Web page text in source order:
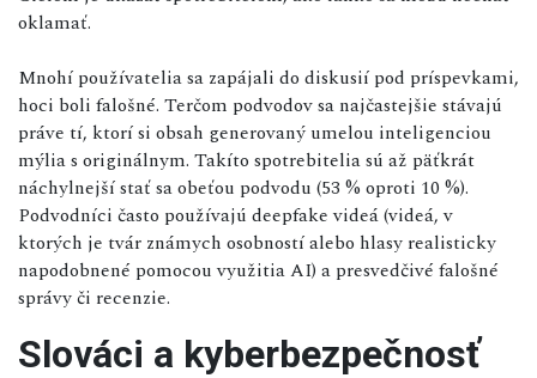
oklamať.
Mnohí používatelia sa zapájali do diskusií pod príspevkami,
hoci boli falošné. Terčom podvodov sa najčastejšie stávajú
práve tí, ktorí si obsah generovaný umelou inteligenciou
mýlia s originálnym. Takíto spotrebitelia sú až päťkrát
náchylnejší stať sa obeťou podvodu (53 % oproti 10 %).
Podvodníci často používajú deepfake videá (videá, v
ktorých je tvár známych osobností alebo hlasy realisticky
napodobnené pomocou využitia AI) a presvedčivé falošné
správy či recenzie.
Slováci a kyberbezpečnosť